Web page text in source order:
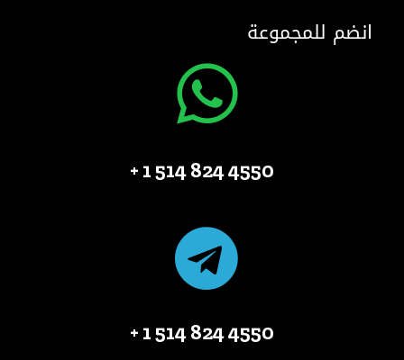
انضم للمجموعة
4550 824 514 1 +
4550 824 514 1 +